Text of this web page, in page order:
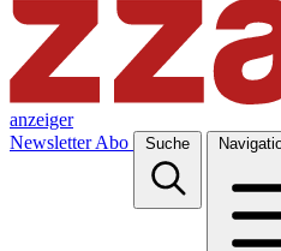
anzeiger
Newsletter Abo Suche